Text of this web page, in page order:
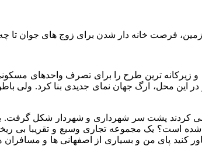
زیرکانه ترین طرح را برای تصرف واحدهای
در این محل، ارگ جهان نمای جدیدی بنا کرد.
کردند پشت سر شهرداری و شهردار شکل گرفت.
شده است؟ یک مجموعه تجاری وسیع و تقریبا بی
کنید پای من و بسیاری از اصفهانی ها و